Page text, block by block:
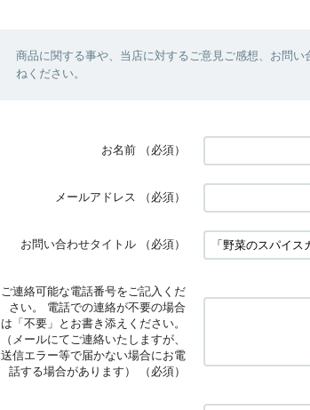
商品に関する事や、当店に対するご意見ご感想、お問
ねください。
お名前 （必須）
メールアドレス （必須）
お問い合わせタイトル （必須）
ご連絡可能な電話番号をご記入くだ
さい。 電話での連絡が不要の場合
は「不要」とお書き添えください。
（メールにてご連絡いたしますが、
送信エラー等で届かない場合にお電
話する場合があります）
（必須）